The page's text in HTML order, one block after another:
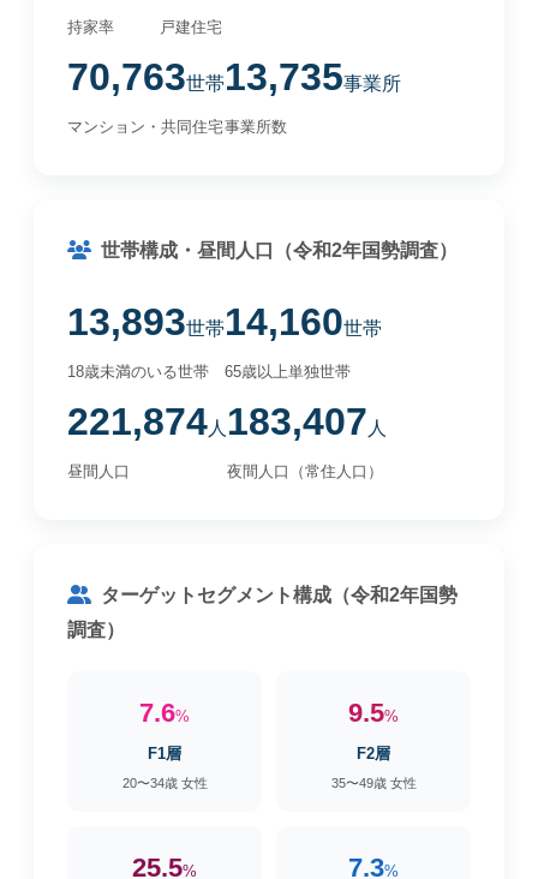
持家率 戸建住宅
70,763世帯
マンション・共同住宅
13,735事業所
事業所数
世帯構成・昼間人口（令和2年国勢調査）
13,893世帯
18歳未満のいる世帯
14,160世帯
65歳以上単独世帯
221,874人
昼間人口
183,407 人
夜間人口（常住人口）
ターゲットセグメント構成（令和2年国勢
調査）
7.6%
F1層
20〜34歳 女性
9.5%
F2層
35〜49歳 女性
25.5% 7.3%